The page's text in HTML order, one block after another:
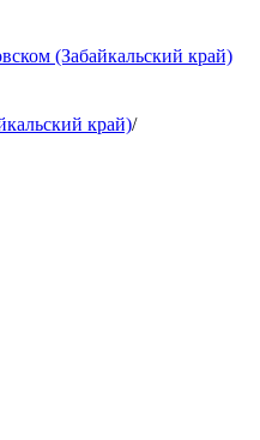
(Забайкальский край)
край)/